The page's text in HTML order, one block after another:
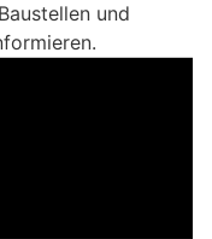
und